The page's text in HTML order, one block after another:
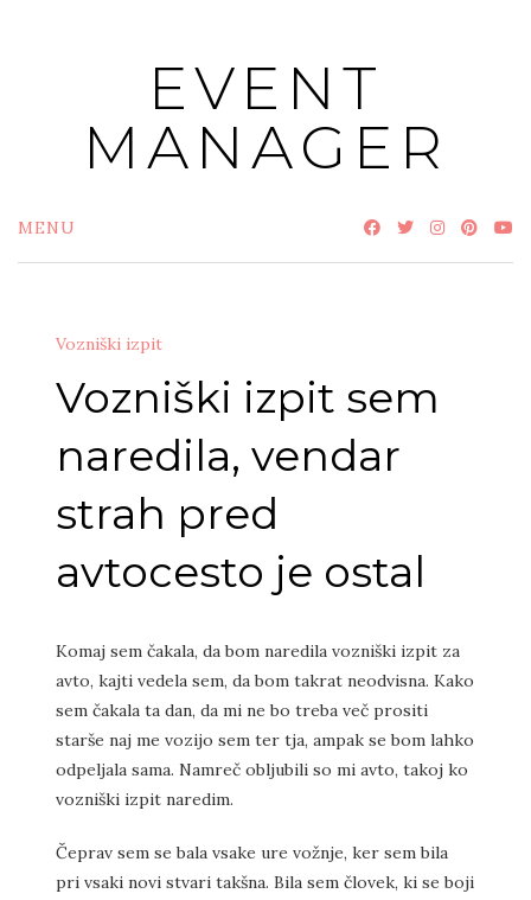
EVENT
MANAGER
MENU
Vozniški izpit
Vozniški izpit sem
naredila, vendar
strah pred
avtocesto je ostal
Komaj sem čakala, da bom naredila vozniški izpit za
avto, kajti vedela sem, da bom takrat neodvisna. Kako
sem čakala ta dan, da mi ne bo treba več prositi
starše naj me vozijo sem ter tja, ampak se bom lahko
odpeljala sama. Namreč obljubili so mi avto, takoj ko
vozniški izpit naredim.
Čeprav sem se bala vsake ure vožnje, ker sem bila
pri vsaki novi stvari takšna. Bila sem človek, ki se boji